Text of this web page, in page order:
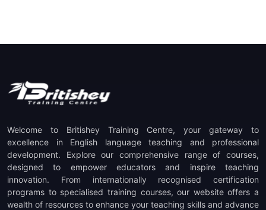
Welcome to Britishey Training Centre, your gateway to
excellence in English language teaching and professional
development. Explore our comprehensive range of courses,
designed to empower educators and inspire teaching
innovation. From internationally recognised certification
programs to specialised training courses, our website offers a
wealth of resources to enhance your teaching skills and advance